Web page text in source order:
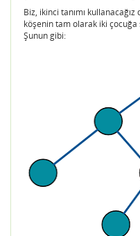
Biz, ikinci tanımı
köşenin tam olarak iki çocuğa
Şunun gibi: